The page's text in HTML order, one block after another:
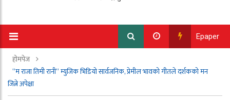
Epaper
होमपेज
“म राजा तिमी रानी“ म्युजिक भिडियो सार्वजनिक, प्रेमील भावको गीतले दर्शकको मन
जित्ने अपेक्षा